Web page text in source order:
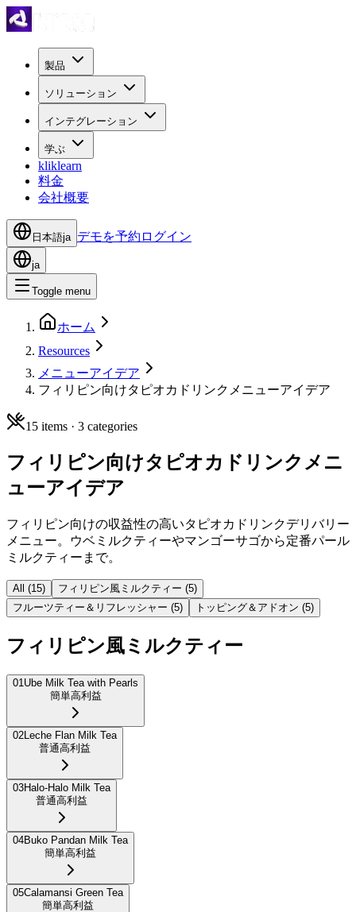
製品
ソリューション
インテグレーション
学ぶ
kliklearn
料金
会社概要
日本語ja デモを予約 ログイン
ja
Toggle menu
ホーム
Resources
メニューアイデア
フィリピン向けタピオカドリンクメニューアイデア
15 items · 3 categories
フィリピン向けタピオカドリンクメニ
ューアイデア
フィリピン向けの収益性の高いタピオカドリンクデリバリー
メニュー。ウベミルクティーやマンゴーサゴから定番パール
ミルクティーまで。
All (15) フィリピン風ミルクティー (5)
フルーツティー＆リフレッシャー (5) トッピング＆アドオン (5)
フィリピン風ミルクティー
01 Ube Milk Tea with Pearls
簡単高利益
02Leche Flan Milk Tea
普通高利益
03Halo-Halo Milk Tea
普通高利益
04Buko Pandan Milk Tea
簡単高利益
05Calamansi Green Tea
簡単高利益